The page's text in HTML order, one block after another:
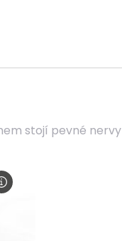
stojí pevné nervy